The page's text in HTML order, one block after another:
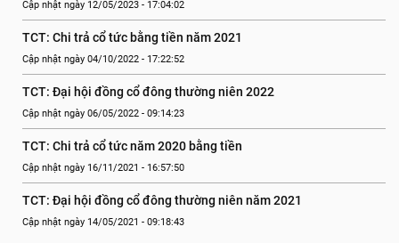
Cập nhật ngày 12/05/2023 - 17:04:02
TCT: Chi trả cổ tức bằng tiền năm 2021
Cập nhật ngày 04/10/2022 - 17:22:52
TCT: Đại hội đồng cổ đông thường niên 2022
Cập nhật ngày 06/05/2022 - 09:14:23
TCT: Chi trả cổ tức năm 2020 bằng tiền
Cập nhật ngày 16/11/2021 - 16:57:50
TCT: Đại hội đồng cổ đông thường niên năm 2021
Cập nhật ngày 14/05/2021 - 09:18:43